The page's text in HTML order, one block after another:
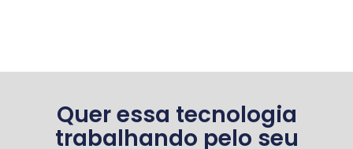
Quer essa tecnologia
trabalhando pelo seu